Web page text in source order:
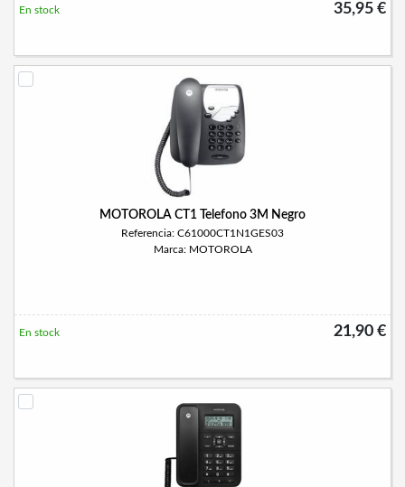
35,95 €
En stock
MOTOROLA CT1 Telefono 3M Negro
Referencia: C61000CT1N1GES03
Marca: MOTOROLA
21,90 €
En stock